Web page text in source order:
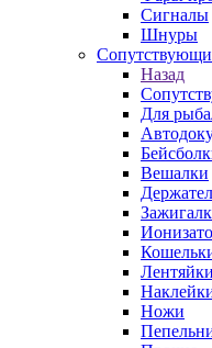
Сигналы
Шнуры
Назад
Для
Вешалки
Ножи